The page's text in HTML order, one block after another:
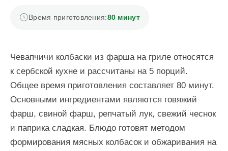
Время приготовления:80 минут
Чевапчичи колбаски из фарша на гриле относятся
к сербской кухне и рассчитаны на 5 порций.
Общее время приготовления составляет 80 минут.
Основными ингредиентами являются говяжий
фарш, свиной фарш, репчатый лук, свежий чеснок
и паприка сладкая. Блюдо готовят методом
формирования мясных колбасок и обжаривания на